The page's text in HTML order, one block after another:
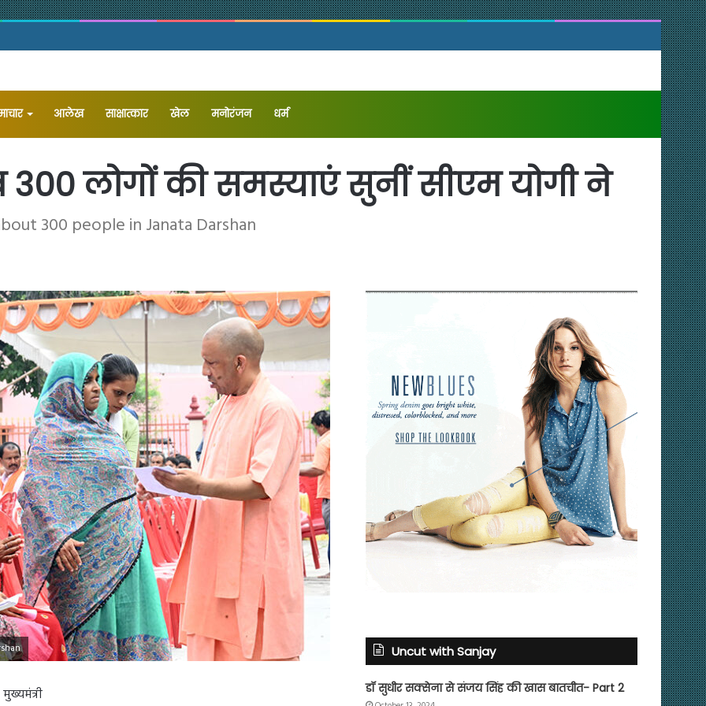
आलेख ⁠साक्षात्कार खेल मनोरंजन धर्म
लोगों की समस्याएं सुनीं सीएम योगी ने
300 people in Janata Darshan
Uncut with Sanjay
डॉ सुधीर सक्सेना से संजय सिंह की खास बातचीत- Part 2